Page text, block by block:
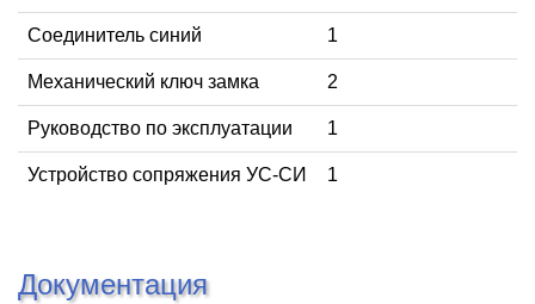
Соединитель синий 1
Механический ключ замка 2
Руководство по эксплуатации 1
Устройство сопряжения УС-СИ 1
Документация